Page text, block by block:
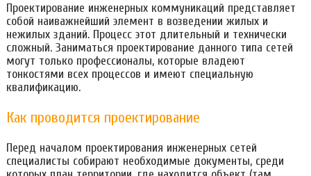
Проектирование инженерных коммуникаций представляет
собой наиважнейший элемент в возведении жилых и
нежилых зданий. Процесс этот длительный и технически
сложный. Заниматься проектирование данного типа сетей
могут только профессионалы, которые владеют
тонкостями всех процессов и имеют специальную
квалификацию.
Как проводится проектирование
Перед началом проектирования инженерных сетей
специалисты собирают необходимые документы, среди